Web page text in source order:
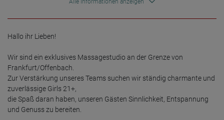
the USA and shortened there. The IP address transmitted by the
Origin (country and city)
Device (PC, tablet PC or smartphone)
Browser and any add-ons used
Resolution of the computer
Visitor source (Facebook, search engine, or referring website)
Which files were downloaded?
Which videos were watched?
Were any advertising banners clicked?
Where did the visitor go? Did he click on other pages of the
Alle Informationen anzeigen
Hallo ihr Lieben!
Wir sind ein exklusives Massagestudio an der Grenze von
Frankfurt/Offenbach.
Zur Verstärkung unseres Teams suchen wir ständig charmante und
zuverlässige Girls 21+,
die Spaß daran haben, unseren Gästen Sinnlichkeit, Entspannung
und Genuss zu bereiten.